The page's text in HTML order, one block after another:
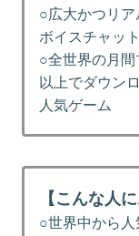
○広大かつリア
ボイスチャッ
○全世界の月
以上でダウン
人気ゲーム
【こんな人
○世界中から